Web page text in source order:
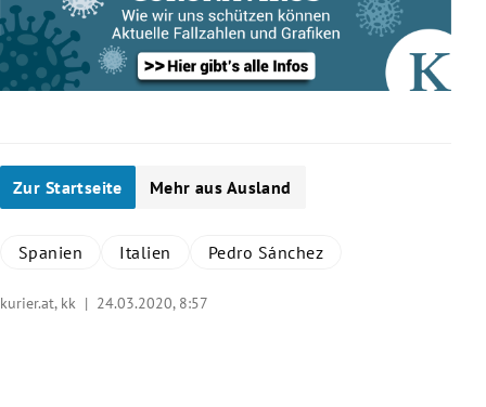
Zur Startseite Mehr aus Ausland
Spanien Italien Pedro Sánchez
kurier.at, kk | 24.03.2020, 8:57